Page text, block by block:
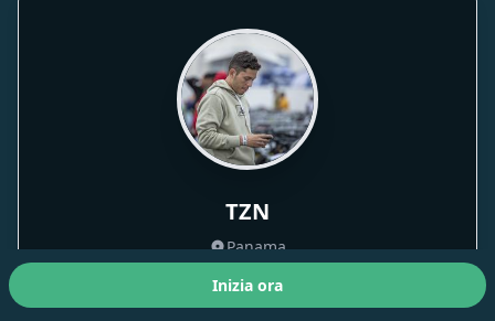
TZN
Panama
10+ Powertest
Inizia ora